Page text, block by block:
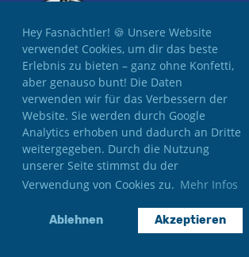
Hey Fasnächtler! 🍪 Unsere Website
verwendet Cookies, um dir das beste
Erlebnis zu bieten – ganz ohne Konfetti,
aber genauso bunt! Die Daten
verwenden wir für das Verbessern der
Website. Sie werden durch Google
Analytics erhoben und dadurch an Dritte
weitergegeben. Durch die Nutzung
unserer Seite stimmst du der
Verwendung von Cookies zu. Mehr Infos
Ablehnen Akzeptieren